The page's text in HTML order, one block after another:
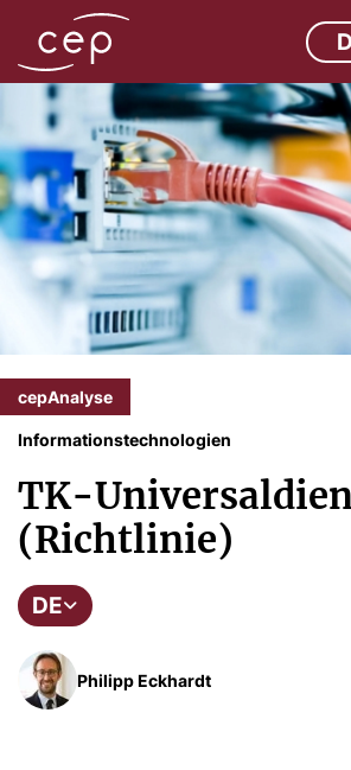
cepAnalyse
Informationstechnologien
TK-
(Richtlinie)
DE
Philipp Eckhardt